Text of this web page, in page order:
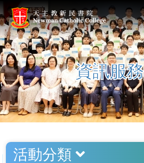
資訊服務
活動分類